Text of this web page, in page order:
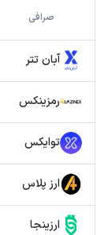
صرافی
آبان تتر
رمزینکس
توایکس
ارز پلاس
ارزینجا